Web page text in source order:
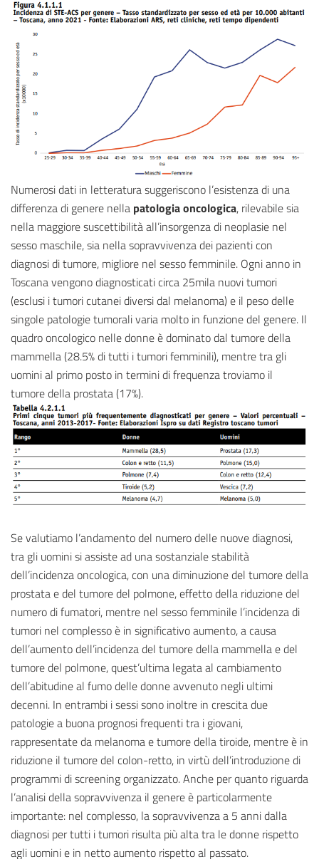
Numerosi dati in letteratura suggeriscono l’esistenza di una
differenza di genere nella patologia oncologica, rilevabile sia
nella maggiore suscettibilità all’insorgenza di neoplasie nel
sesso maschile, sia nella sopravvivenza dei pazienti con
diagnosi di tumore, migliore nel sesso femminile. Ogni anno in
Toscana vengono diagnosticati circa 25mila nuovi tumori
(esclusi i tumori cutanei diversi dal melanoma) e il peso delle
singole patologie tumorali varia molto in funzione del genere. Il
quadro oncologico nelle donne è dominato dal tumore della
mammella (28.5% di tutti i tumori femminili), mentre tra gli
uomini al primo posto in termini di frequenza troviamo il
tumore della prostata (17%).
Se valutiamo l’andamento del numero delle nuove diagnosi,
tra gli uomini si assiste ad una sostanziale stabilità
dell’incidenza oncologica, con una diminuzione del tumore della
prostata e del tumore del polmone, effetto della riduzione del
numero di fumatori, mentre nel sesso femminile l’incidenza di
tumori nel complesso è in significativo aumento, a causa
dell’aumento dell’incidenza del tumore della mammella e del
tumore del polmone, quest’ultima legata al cambiamento
dell’abitudine al fumo delle donne avvenuto negli ultimi
decenni. In entrambi i sessi sono inoltre in crescita due
patologie a buona prognosi frequenti tra i giovani,
rappresentate da melanoma e tumore della tiroide, mentre è in
riduzione il tumore del colon-retto, in virtù dell’introduzione di
programmi di screening organizzato. Anche per quanto riguarda
l’analisi della sopravvivenza il genere è particolarmente
importante: nel complesso, la sopravvivenza a 5 anni dalla
diagnosi per tutti i tumori risulta più alta tra le donne rispetto
agli uomini e in netto aumento rispetto al passato.